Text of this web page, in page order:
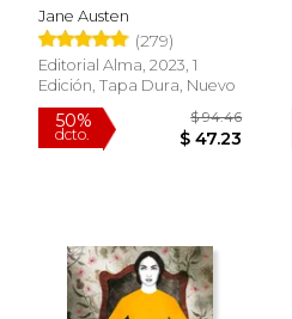
Jane Austen
(279)
Editorial Alma, 2023, 1
Edición, Tapa Dura, Nuevo